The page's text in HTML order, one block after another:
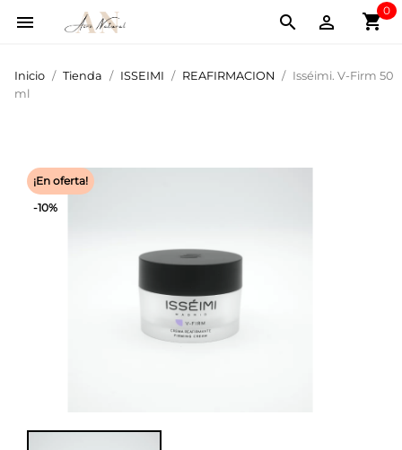
 shopping_cart
0


Inicio Tienda ISSEIMI REAFIRMACION
Isséimi. V-Firm 50
ml
¡En oferta!
-10%